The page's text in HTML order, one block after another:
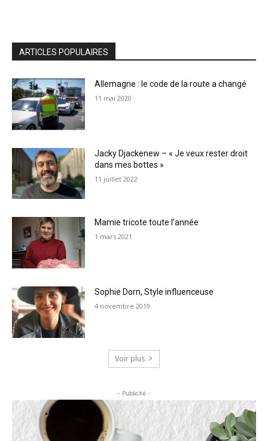
ARTICLES POPULAIRES
Allemagne : le code de la route a changé
11 mai 2020
Jacky Djackenew – « Je veux rester droit
dans mes bottes »
11 juillet 2022
Mamie tricote toute l’année
1 mars 2021
Sophie Dorn, Style influenceuse
4 novembre 2019
Voir plus
- Publicité -